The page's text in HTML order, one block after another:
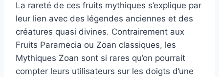
La rareté de ces fruits mythiques s’explique par
leur lien avec des légendes anciennes et des
créatures quasi divines. Contrairement aux
Fruits Paramecia ou Zoan classiques, les
Mythiques Zoan sont si rares qu’on pourrait
compter leurs utilisateurs sur les doigts d’une